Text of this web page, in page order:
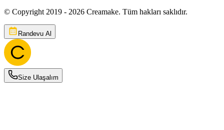
© Copyright 2019 - 2026 Creamake. Tüm hakları saklıdır.
Randevu Al
Size Ulaşalım